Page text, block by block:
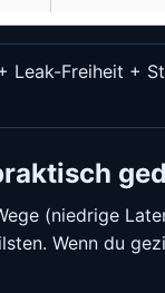
Leak-Freiheit +
(niedrige
Wenn du